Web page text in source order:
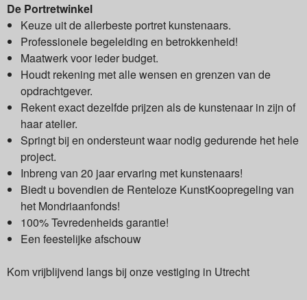
De Portretwinkel
Keuze uit de allerbeste portret kunstenaars.
Professionele begeleiding en betrokkenheid!
Maatwerk voor ieder budget.
Houdt rekening met alle wensen en grenzen van de
opdrachtgever.
Rekent exact dezelfde prijzen als de kunstenaar in zijn of
haar atelier.
Springt bij en ondersteunt waar nodig gedurende het hele
project.
Inbreng van 20 jaar ervaring met kunstenaars!
Biedt u bovendien de Renteloze KunstKoopregeling van
het Mondriaanfonds!
100% Tevredenheids garantie!
Een feestelijke afschouw
Kom vrijblijvend langs bij onze vestiging in Utrecht